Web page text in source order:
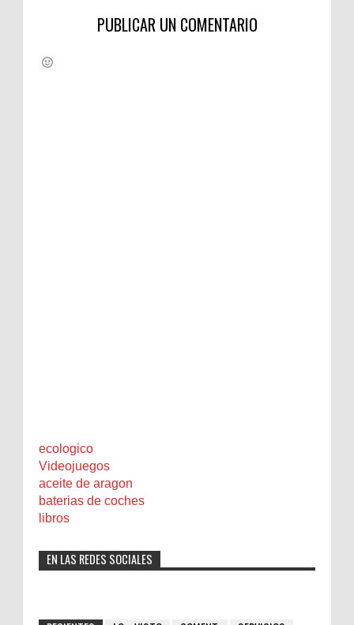
PUBLICAR UN COMENTARIO
ecologico
Videojuegos
aceite de aragon
baterias de coches
libros
EN LAS REDES SOCIALES